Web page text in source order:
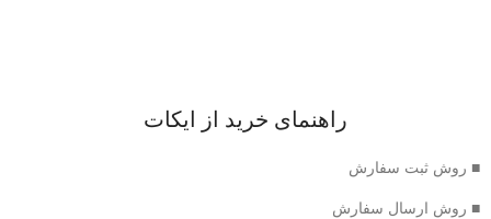
راهنمای خرید از ایکات
■ روش ثبت سفارش
■ روش ارسال سفارش